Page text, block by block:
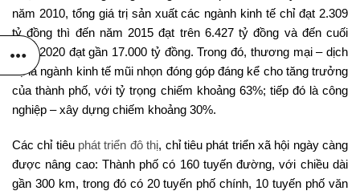
năm 2010, tổng giá trị sản xuất các ngành kinh tế chỉ đạt 2.309
tỷ đồng thì đến năm 2015 đạt trên 6.427 tỷ đồng và đến cuối
năm 2020 đạt gần 17.000 tỷ đồng. Trong đó, thương mại – dịch
vụ là ngành kinh tế mũi nhọn đóng góp đáng kể cho tăng trưởng
của thành phố, với tỷ trọng chiếm khoảng 63%; tiếp đó là công
nghiệp – xây dựng chiếm khoảng 30%.
Các chỉ tiêu phát triển đô thị, chỉ tiêu phát triển xã hội ngày càng
được nâng cao: Thành phố có 160 tuyến đường, với chiều dài
gần 300 km, trong đó có 20 tuyến phố chính, 10 tuyến phố văn